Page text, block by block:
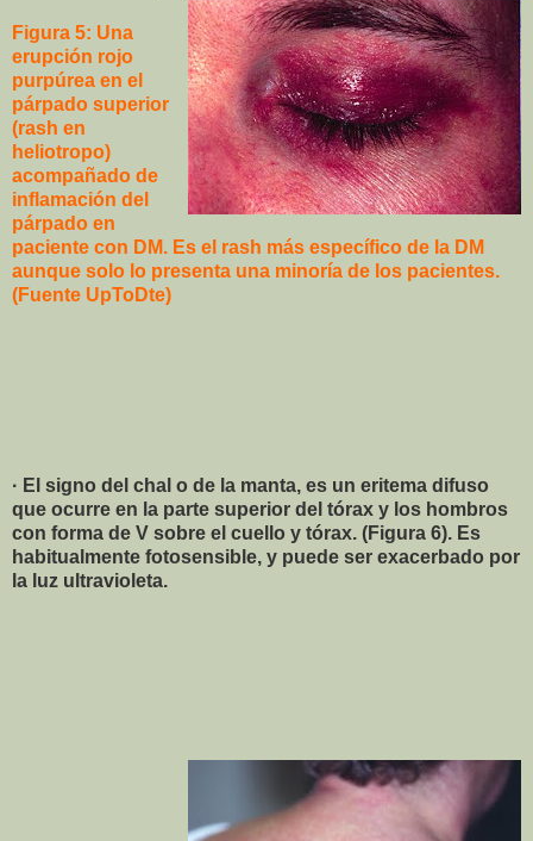
Figura 5: Una
erupción rojo
purpúrea en el
párpado superior
(rash en
heliotropo)
acompañado de
inflamación del
párpado en
paciente con DM. Es el rash más específico de la DM
aunque solo lo presenta una minoría de los pacientes.
(Fuente UpToDte)
· El signo del chal o de la manta, es un eritema difuso
que ocurre en la parte superior del tórax y los hombros
con forma de V sobre el cuello y tórax. (Figura 6). Es
habitualmente fotosensible, y puede ser exacerbado por
la luz ultravioleta.